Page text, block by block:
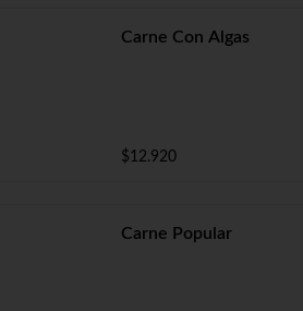
Carne Con Algas
$12.920
Carne Popular